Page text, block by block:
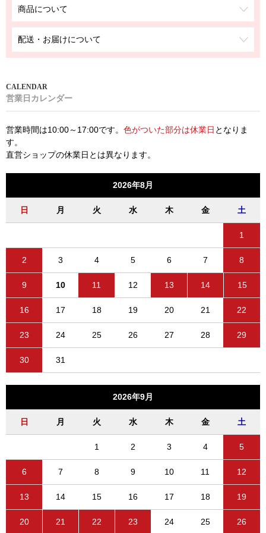
商品について
配送・お届けについて
営業日カレンダー
営業時間は10:00～17:00です。 色がついた部分は休業日 となりま
す。
直営ショップの休業日とは異なります。
2026年8月
日 月 火 水 木 金 土
1
2 3 4 5 6 7 8
9 10 11 12 13 14 15
16 17 18 19 20 21 22
23 24 25 26 27 28 29
30 31
2026年9月
日 月 火 水 木 金 土
1 2 3 4 5
6 7 8 9 10 11 12
13 14 15 16 17 18 19
20 21 22 23 24 25 26